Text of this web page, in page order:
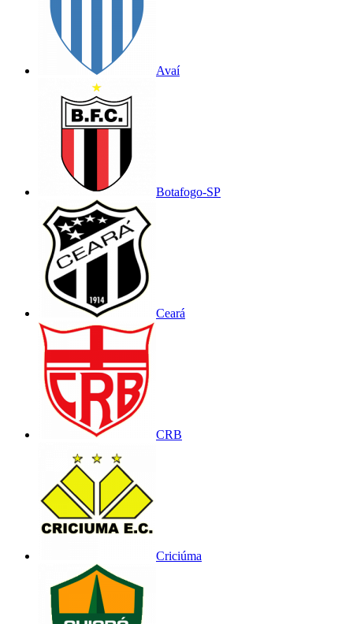
Avaí
Botafogo-SP
Ceará
CRB
Criciúma